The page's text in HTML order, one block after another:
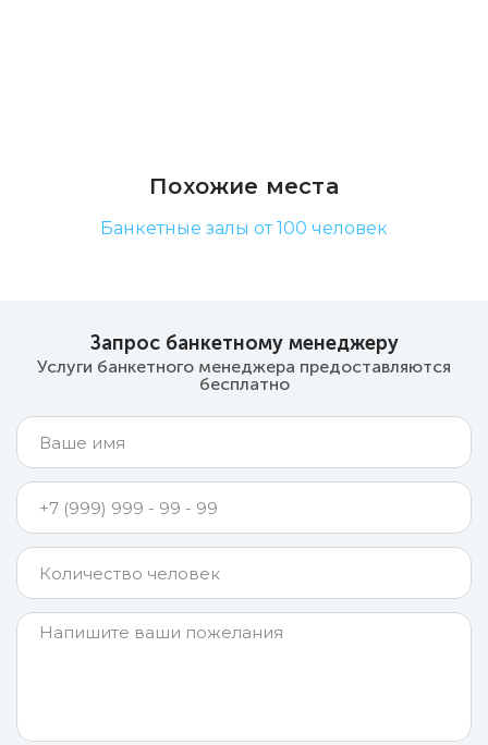
Похожие места
Банкетные залы от 100 человек
Запрос банкетному менеджеру
Услуги банкетного менеджера предоставляются
бесплатно